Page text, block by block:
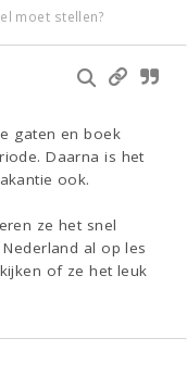
moet stellen?
gaten en boek
Daarna is het
ook.
ze het snel
al op les
of ze het leuk